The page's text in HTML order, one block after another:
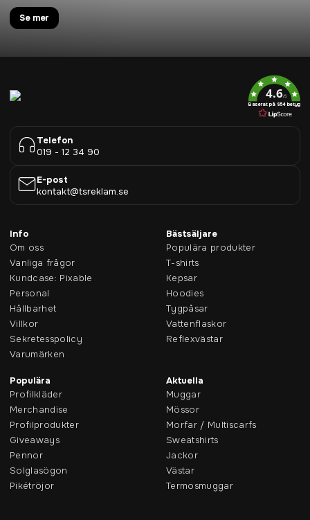
Se mer
4.6/5
Baserat på 954 betyg
Telefon
019 - 12 34 90
E-post
kontakt@tsreklam.se
Info
Om oss
Vanliga frågor
Kundcase: Pixable
Personal
Hållbarhet
Villkor
Sekretesspolicy
Varumärken
Bästsäljare
Populära produkter
T-shirts
Kepsar
Hoodies
Tygpåsar
Vattenflaskor
Reflexvästar
Populära
Profilkläder
Merchandise
Profilprodukter
Giveaways
Pennor
Solglasögon
Pikétröjor
Aktuella
Muggar
Mössor
Morfar / Multiscarfs
Sweatshirts
Jackor
Västar
Termosmuggar